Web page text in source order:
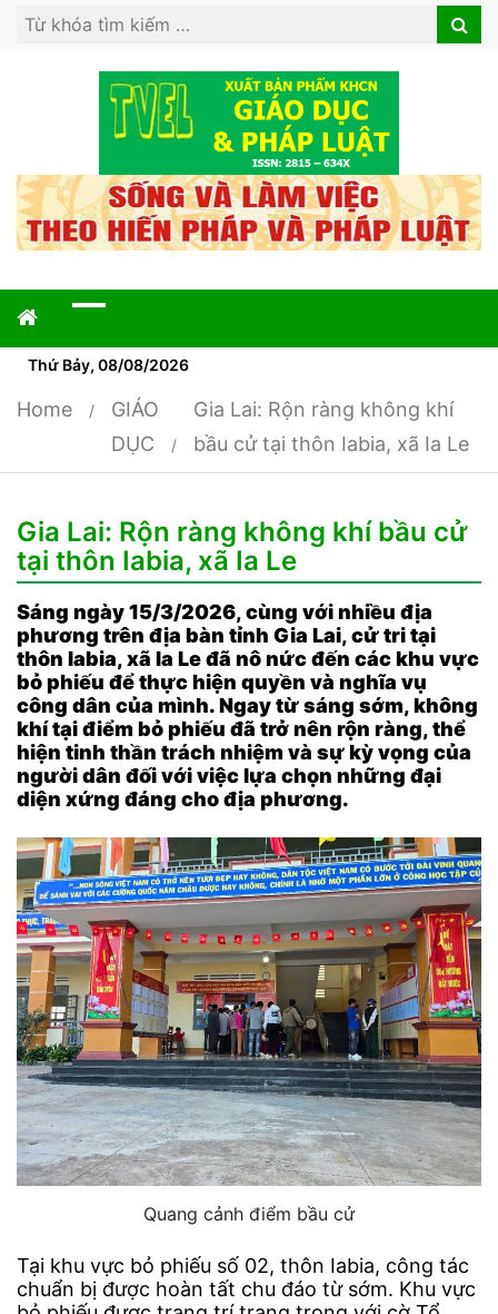
Search
Search
Thứ Bảy, 08/08/2026
Home
GIÁO
DỤC
Gia Lai: Rộn ràng không khí
bầu cử tại thôn Iabia, xã Ia Le
Gia Lai: Rộn ràng không khí bầu cử
tại thôn Iabia, xã Ia Le
Sáng ngày 15/3/2026, cùng với nhiều địa
phương trên địa bàn tỉnh Gia Lai, cử tri tại
thôn Iabia, xã Ia Le đã nô nức đến các khu vực
bỏ phiếu để thực hiện quyền và nghĩa vụ
công dân của mình. Ngay từ sáng sớm, không
khí tại điểm bỏ phiếu đã trở nên rộn ràng, thể
hiện tinh thần trách nhiệm và sự kỳ vọng của
người dân đối với việc lựa chọn những đại
diện xứng đáng cho địa phương.
Quang cảnh điểm bầu cử
Tại khu vực bỏ phiếu số 02, thôn Iabia, công tác
chuẩn bị được hoàn tất chu đáo từ sớm. Khu vực